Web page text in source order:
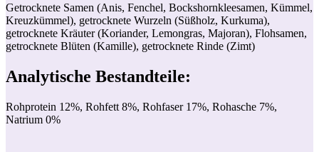
Getrocknete Samen (Anis, Fenchel, Bockshornkleesamen, Kümmel,
Kreuzkümmel), getrocknete Wurzeln (Süßholz, Kurkuma),
getrocknete Kräuter (Koriander, Lemongras, Majoran), Flohsamen,
getrocknete Blüten (Kamille), getrocknete Rinde (Zimt)
Analytische Bestandteile:
Rohprotein 12%, Rohfett 8%, Rohfaser 17%, Rohasche 7%,
Natrium 0%